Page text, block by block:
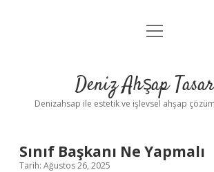
Anasayfa
Yasal Uyarı
menüyü
Deniz Ahşap
Denizahsap ile estetik ve işlevsel ahşap
Sınıf Başkanı Ne Yapmalı
Tarih: Ağustos 26, 2025